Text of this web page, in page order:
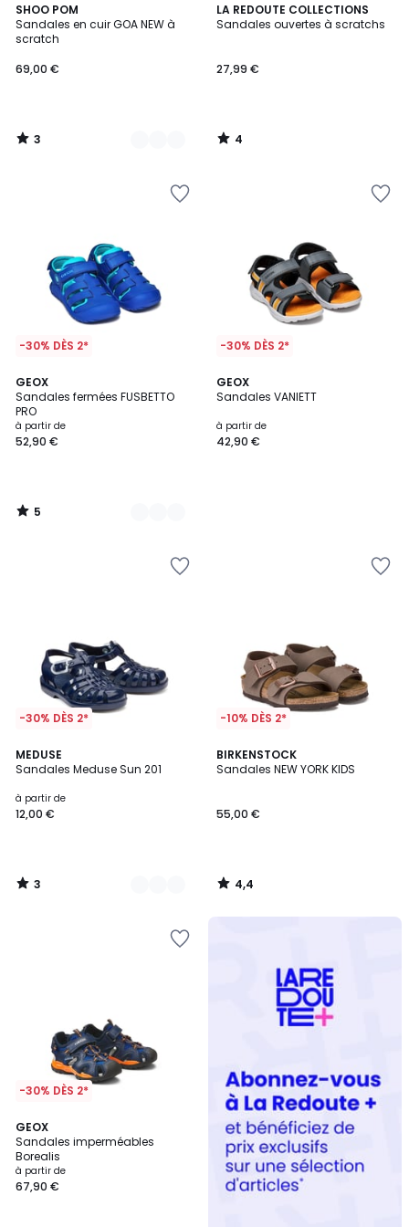
SHOO POM
Sandales en cuir GOA NEW à
scratch
69,00 €
3
/
5
2
Couleurs
3
/
LA REDOUTE COLLECTIONS
Sandales ouvertes à scratchs
27,99 €
4
/
4
/
-30% DÈS 2*
GEOX
Sandales fermées FUSBETTO
PRO
à partir de
52,90 €
5
/
5
2
Couleurs
5
/
-30% DÈS 2*
GEOX
Sandales VANIETT
à partir de
42,90 €
-30% DÈS 2*
MEDUSE
Sandales Meduse Sun 201
à partir de
12,00 €
3
/
2
Couleurs
3
/
-10% DÈS 2*
BIRKENSTOCK
Sandales NEW YORK KIDS
55,00 €
4,4
/ 5
4,4
/
-30% DÈS 2*
GEOX
Sandales imperméables
Borealis
à partir de
67,90 €